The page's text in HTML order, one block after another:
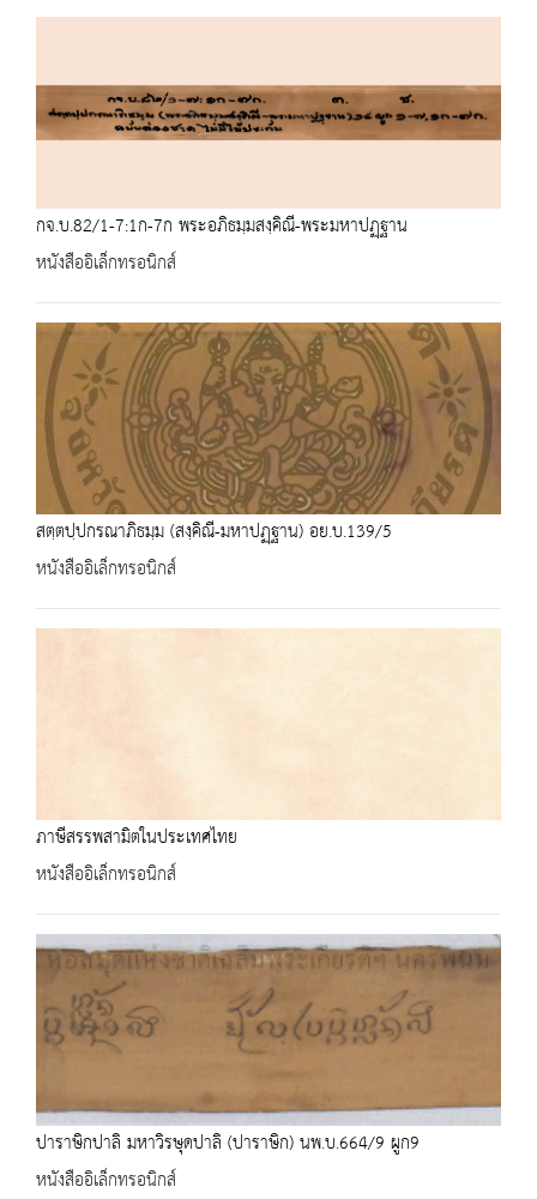
กจ.บ.82/1-7:1ก-7ก พระอภิธมฺมสงฺคิณี-พระมหาปฏฺฐาน
หนังสืออิเล็กทรอนิกส์
สตฺตปฺปกรณาภิธมฺม (สงฺคิณี-มหาปฏฺฐาน) อย.บ.139/5
หนังสืออิเล็กทรอนิกส์
ภาษีสรรพสามิตในประเทศไทย
หนังสืออิเล็กทรอนิกส์
ปาราษิกปาลิ มหาวิรษุดปาลิ (ปาราษิก) นพ.บ.664/9 ผูก9
หนังสืออิเล็กทรอนิกส์